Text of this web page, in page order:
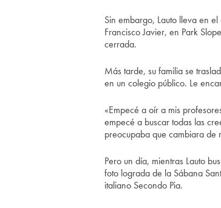
Sin embargo, Lauto lleva en
Francisco Javier, en Park
cerrada.
Más tarde, su familia se
en un colegio público. Le
«Empecé a oír a mis
empecé a buscar todas las
preocupaba que cambiara de
Pero un día, mientras Lauto
foto lograda de la Sábana
italiano Secondo Pia.